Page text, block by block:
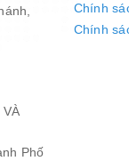
Phố
Chính
Chính